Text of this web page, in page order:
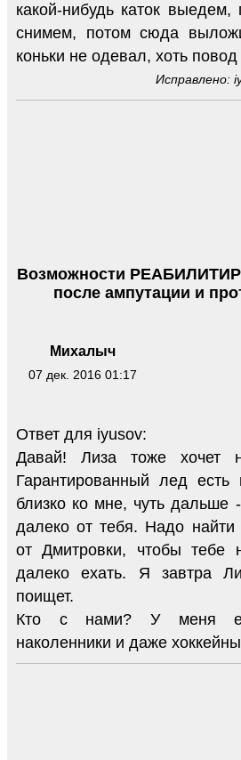
какой-нибудь каток выедем,
снимем, потом сюда
коньки не одевал, хоть повод
Исправлено:
Михалыч
07 дек. 2016 01:17
Возможности
после ампутации и
Ответ для iyusov:
Давай! Лиза тоже хочет
Гарантированный лед
близко ко мне, чуть дальше
далеко от тебя. Надо найти
от Дмитровки, чтобы тебе
далеко ехать. Я завтра
поищет.
Кто с нами? У меня
наколенники и даже